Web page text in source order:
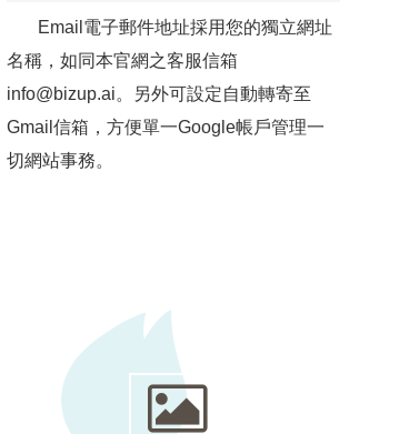
Email電子郵件地址採用您的獨立網址
名稱，如同本官網之客服信箱
info@bizup.ai。另外可設定自動轉寄至
Gmail信箱，方便單一Google帳戶管理一
切網站事務。